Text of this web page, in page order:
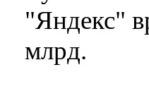
"Яндекс"
млрд.